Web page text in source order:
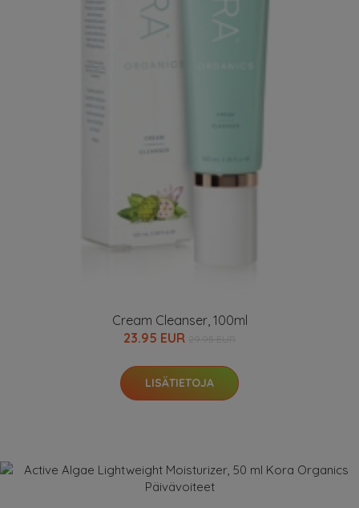
Cream Cleanser, 100ml
23.95 EUR
LISÄTIETOJA